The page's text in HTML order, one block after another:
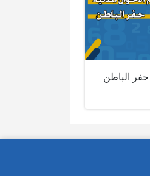
حفر الباطن